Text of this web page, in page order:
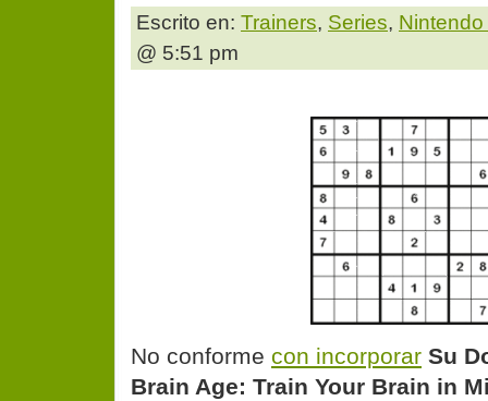
Escrito en: Trainers, Series, Nintendo
@ 5:51 pm
No conforme con incorporar Su
Brain Age: Train Your Brain in